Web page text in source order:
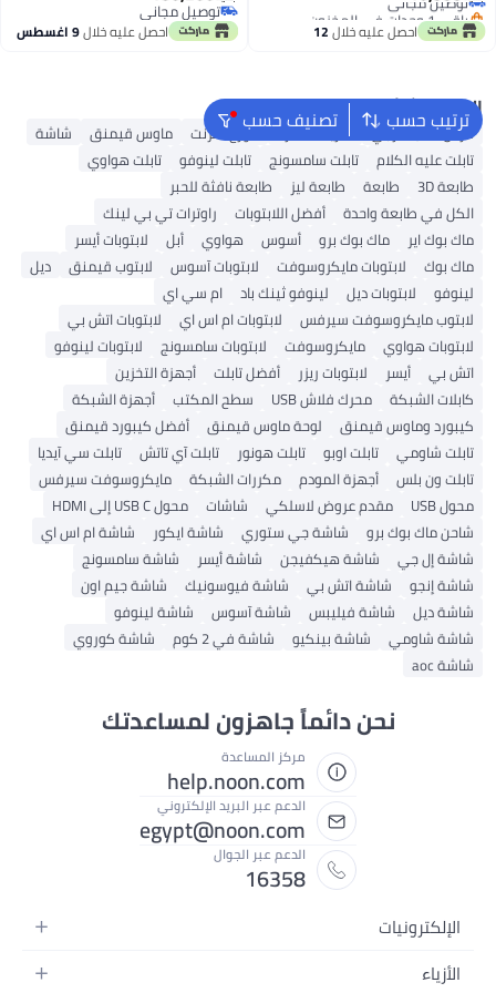
توجيه المنفذ، أمان شبكة بدون
اشتراك، حماية فورية، VPN، متوافق
مع AiMesh
باقي 1 وحدات في المخزون
توصيل مجانياحصل عليه خلال12 ويندوز 11
توصيل مجاني
توصيل مجانياحصل عليه خلال9 اغسطس
ترتيب حسب تصنيف حسب البحث الشائع
قرص صلب خارجي شريحة ذاكرة موزع انترنت ماوس قيمنق
شاشة
تابلت عليه الكلام
تابلت سامسونج تابلت لينوفو
تابلت هواوي
طابعة 3D
طابعة طابعة ليز
طابعة نافثة للحبر
الكل في طابعة واحدة
أفضل اللابتوبات
راوترات تي بي لينك
ماك بوك اير
ماك بوك برو أسوس هواوي أبل
لابتوبات أيسر
ماك بوك
لابتوبات مايكروسوفت لابتوبات آسوس لابتوب قيمنق
ديل
لينوفو
لابتوبات ديل لينوفو ثينك باد
ام سي اي
لابتوب مايكروسوفت سيرفس
لابتوبات ام اس اي
لابتوبات اتش بي
لابتوبات هواوي
مايكروسوفت لابتوبات سامسونج
لابتوبات لينوفو
اتش بي
أيسر لابتوبات ريزر أفضل تابلت
أجهزة التخزين
كابلات الشبكة
محرك فلاش USB سطح المكتب
أجهزة الشبكة
كيبورد وماوس قيمنق
لوحة ماوس قيمنق
أفضل كيبورد قيمنق
تابلت شاومي
تابلت اوبو تابلت هونور تابلت آي تاتش
تابلت سي آيديا
تابلت ون بلس
أجهزة المودم مكررات الشبكة
مايكروسوفت سيرفس
محول USB
مقدم عروض لاسلكي شاشات
محول USB C إلى HDMI
شاحن ماك بوك برو
شاشة جي ستوري شاشة ايكور
شاشة ام اس اي
شاشة إل جي
شاشة هيكفيجن شاشة أيسر
شاشة سامسونج
شاشة إنجو
شاشة اتش بي شاشة فيوسونيك
شاشة جيم اون
شاشة ديل
شاشة فيليبس شاشة آسوس
شاشة لينوفو
شاشة شاومي
شاشة بينكيو شاشة في 2 كوم
شاشة كوروي
شاشة aoc
نحن دائماً جاهزون لمساعدتك
مركز المساعدة
help.noon.com
الدعم عبر البريد الإلكتروني
egypt@noon.com
الدعم عبر الجوال
16358
الإلكترونيات
الهواتف المتحركة
الأزياء